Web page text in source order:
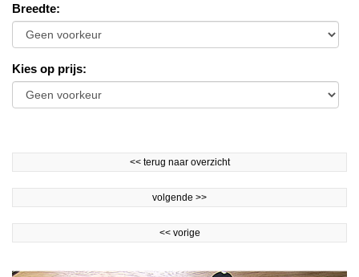
Breedte:
Kies op prijs:
<< terug naar overzicht
volgende >>
<< vorige